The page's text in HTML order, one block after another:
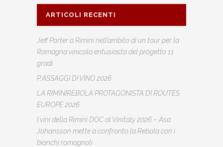
ARTICOLI RECENTI
Jeff Porter a Rimini nell’ambito di un tour per la
Romagna vinicola entusiasta del progetto 11
gradi
P.ASSAGGI DI VINO 2026
LA RIMINIREBOLA PROTAGONISTA DI ROUTES
EUROPE 2026
I vini della Rimini DOC al Vinitaly 2026 – Asa
Johansson mette a confronto la Rebola con i
bianchi romagnoli